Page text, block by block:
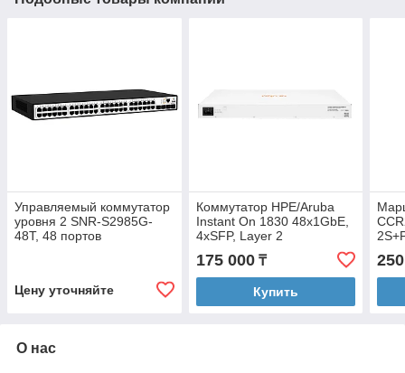
Управляемый коммутатор
уровня 2 SNR-S2985G-
48T, 48 портов
Цену уточняйте
Коммутатор HPE/Aruba
Instant On 1830 48x1GbE,
4xSFP, Layer 2
175 000₸
Купить
О нас